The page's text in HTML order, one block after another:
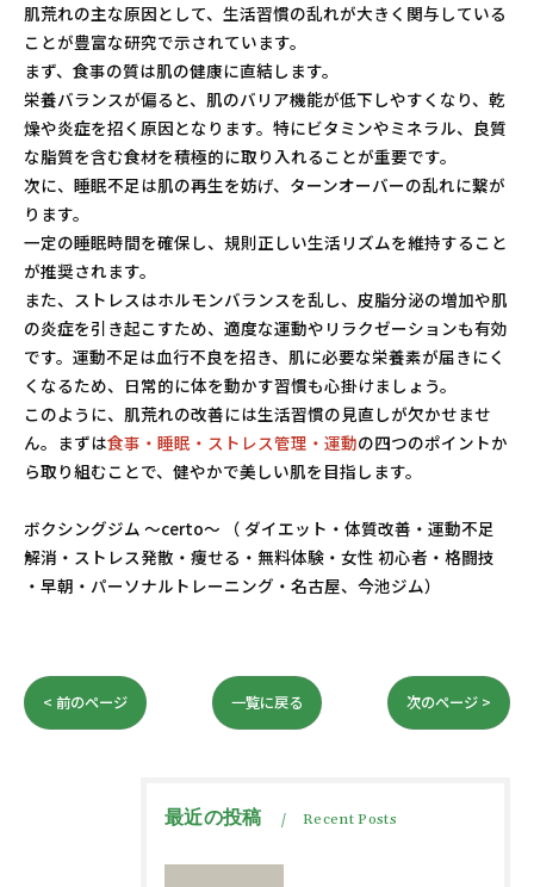
肌荒れの主な原因として、生活習慣の乱れが大きく関与している
ことが豊富な研究で示されています。
まず、食事の質は肌の健康に直結します。
栄養バランスが偏ると、肌のバリア機能が低下しやすくなり、乾
燥や炎症を招く原因となります。特にビタミンやミネラル、良質
な脂質を含む食材を積極的に取り入れることが重要です。
次に、睡眠不足は肌の再生を妨げ、ターンオーバーの乱れに繋が
ります。
一定の睡眠時間を確保し、規則正しい生活リズムを維持すること
が推奨されます。
また、ストレスはホルモンバランスを乱し、皮脂分泌の増加や肌
の炎症を引き起こすため、適度な運動やリラクゼーションも有効
です。運動不足は血行不良を招き、肌に必要な栄養素が届きにく
くなるため、日常的に体を動かす習慣も心掛けましょう。
このように、肌荒れの改善には生活習慣の見直しが欠かせませ
ん。まずは食事・睡眠・ストレス管理・運動の四つのポイントか
ら取り組むことで、健やかで美しい肌を目指します。
ボクシングジム ～certo～ （ ダイエット・体質改善・運動不足
解消・ストレス発散・痩せる・無料体験・女性 初心者・格闘技
・早朝・パーソナルトレーニング・名古屋、今池ジム）
< 前のページ 一覧に戻る 次のページ >
最近の投稿 Recent Posts